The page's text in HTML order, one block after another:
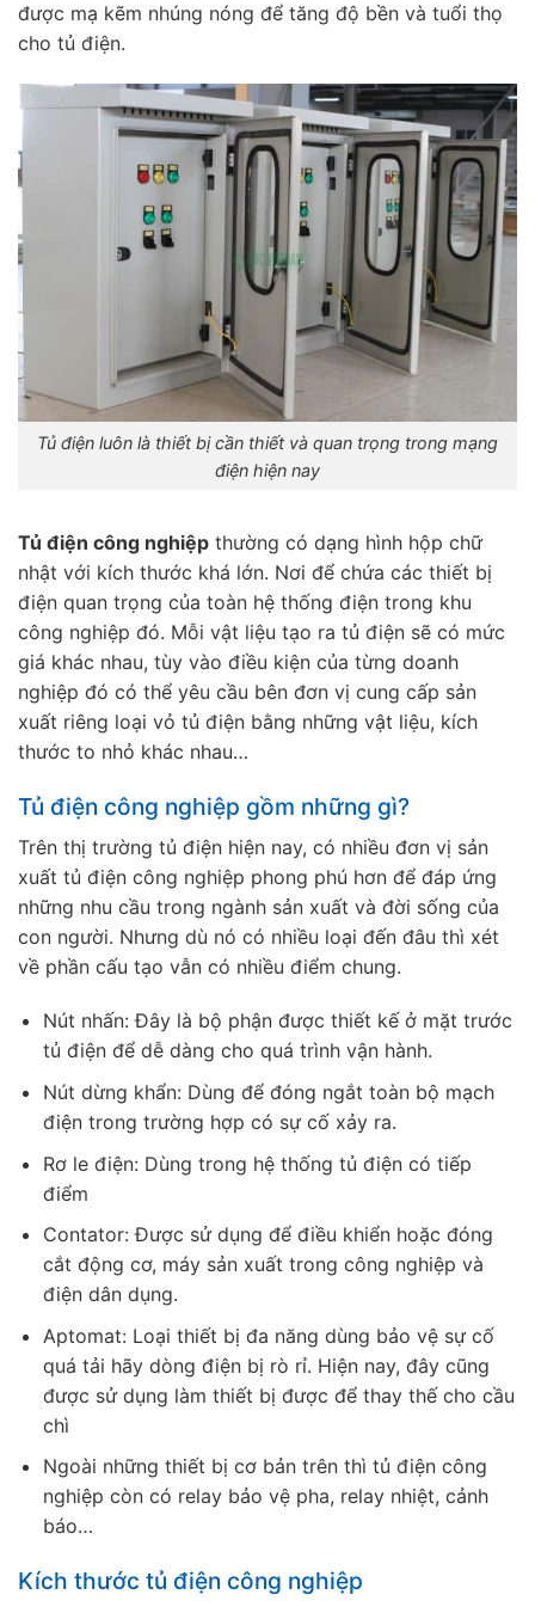
được mạ kẽm nhúng nóng để tăng độ bền và tuổi thọ
cho tủ điện.
Tủ điện luôn là thiết bị cần thiết và quan trọng trong mạng
điện hiện nay
Tủ điện công nghiệp thường có dạng hình hộp chữ
nhật với kích thước khá lớn. Nơi để chứa các thiết bị
điện quan trọng của toàn hệ thống điện trong khu
công nghiệp đó. Mỗi vật liệu tạo ra tủ điện sẽ có mức
giá khác nhau, tùy vào điều kiện của từng doanh
nghiệp đó có thể yêu cầu bên đơn vị cung cấp sản
xuất riêng loại vỏ tủ điện bằng những vật liệu, kích
thước to nhỏ khác nhau…
Tủ điện công nghiệp gồm những gì?
Trên thị trường tủ điện hiện nay, có nhiều đơn vị sản
xuất tủ điện công nghiệp phong phú hơn để đáp ứng
những nhu cầu trong ngành sản xuất và đời sống của
con người. Nhưng dù nó có nhiều loại đến đâu thì xét
về phần cấu tạo vẫn có nhiều điểm chung.
Nút nhấn: Đây là bộ phận được thiết kế ở mặt trước
tủ điện để dễ dàng cho quá trình vận hành.
Nút dừng khẩn: Dùng để đóng ngắt toàn bộ mạch
điện trong trường hợp có sự cố xảy ra.
Rơ le điện: Dùng trong hệ thống tủ điện có tiếp
điểm
Contator: Được sử dụng để điều khiển hoặc đóng
cắt động cơ, máy sản xuất trong công nghiệp và
điện dân dụng.
Aptomat: Loại thiết bị đa năng dùng bảo vệ sự cố
quá tải hãy dòng điện bị rò rỉ. Hiện nay, đây cũng
được sử dụng làm thiết bị được để thay thế cho cầu
chì
Ngoài những thiết bị cơ bản trên thì tủ điện công
nghiệp còn có relay bảo vệ pha, relay nhiệt, cảnh
báo…
Kích thước tủ điện công nghiệp